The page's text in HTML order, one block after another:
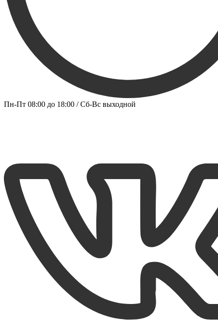
Пн-Пт 08:00 до 18:00 / Сб-Вс выходной